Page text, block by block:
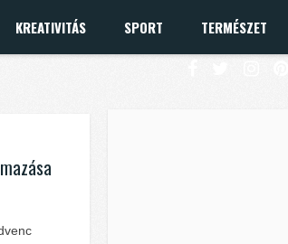
KREATIVITÁS SPORT TERMÉSZET